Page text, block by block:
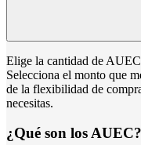
Elige la cantidad de
Selecciona el monto que
de la flexibilidad de
necesitas.
¿Qué son los AUEC?